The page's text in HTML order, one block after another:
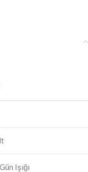
Işığı